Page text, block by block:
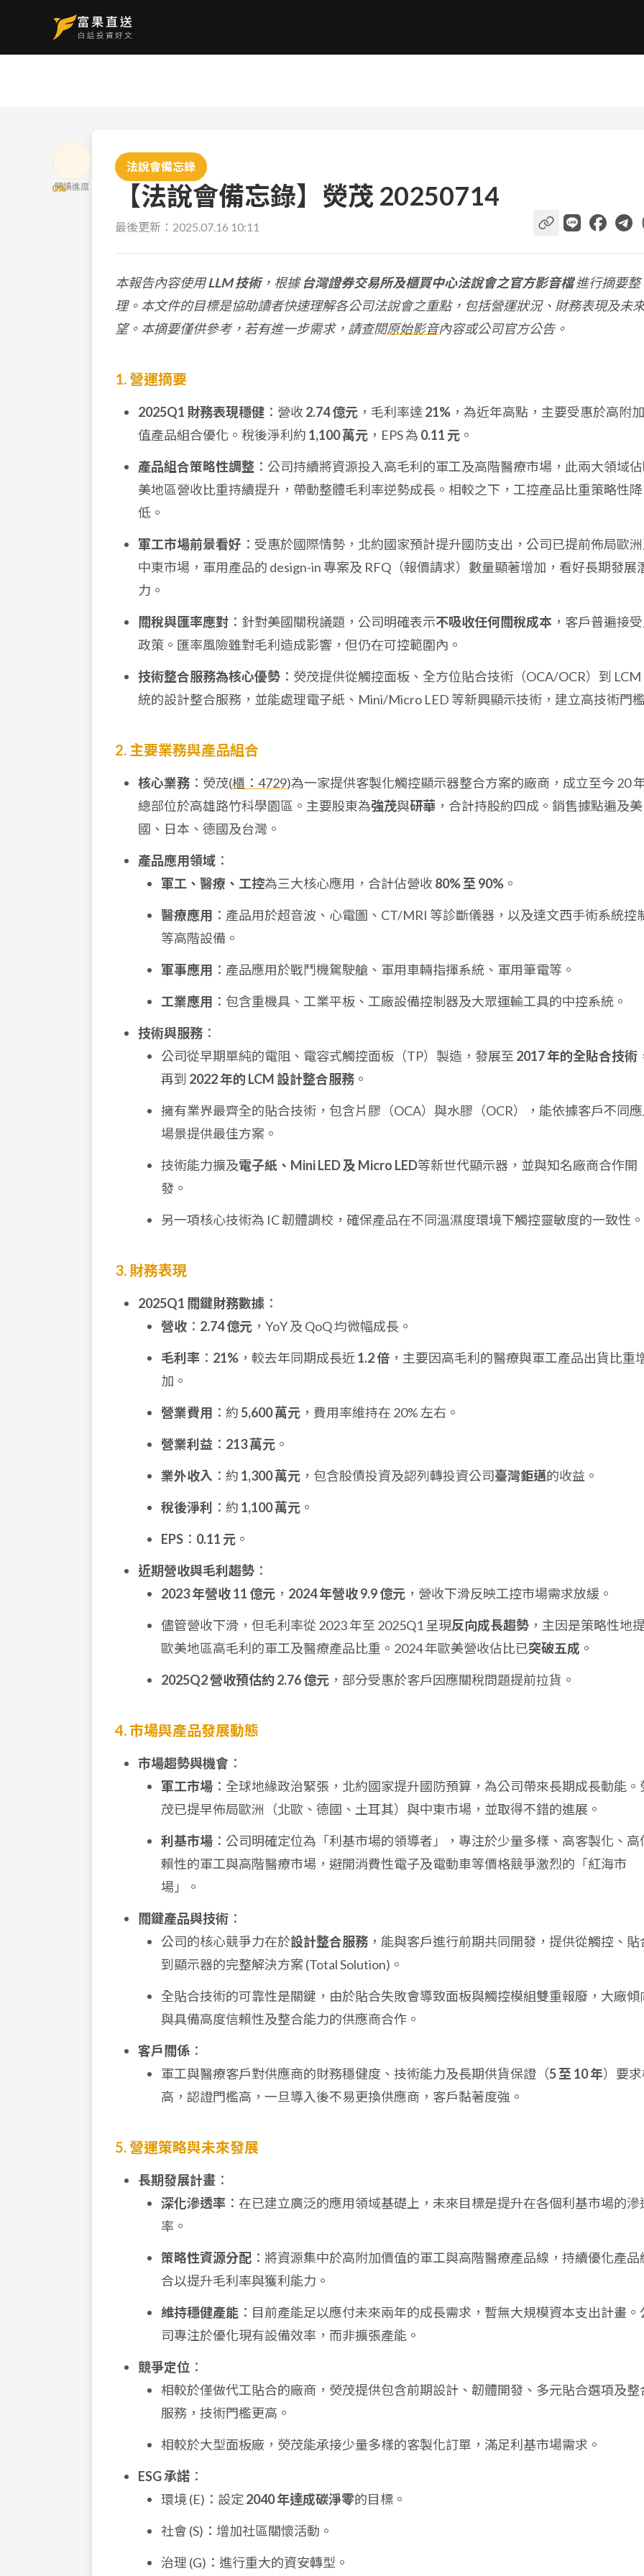
0%
閱讀進度
法說會備忘錄
【法說會備忘錄】熒茂 20250714
最後更新： 2025.07.16 10:11
本報告內容使用LLM 技術，根據台灣證券交易所及櫃買中心法說會之官方影音檔進行摘要整
理。本文件的目標是協助讀者快速理解各公司法說會之重點，包括營運狀況、財務表現及未
望。本摘要僅供參考，若有進一步需求，請查閱原始影音內容或公司官方公告。
1. 營運摘要
2025Q1 財務表現穩健 ：營收2.74 億元 ，毛利率達 21% ，為近年高點，主要受惠於高附
值產品組合優化。稅後淨利約 1,100 萬元 ，EPS 為 0.11 元 。
產品組合策略性調整 ：公司持續將資源投入高毛利的軍工及高階醫療市場，此兩大領域
美地區營收比重持續提升，帶動整體毛利率逆勢成長。相較之下，工控產品比重策略性降
低。
軍工市場前景看好 ：受惠於國際情勢，北約國家預計提升國防支出，公司已提前佈局歐
中東市場，軍用產品的 design-in 專案及 RFQ（報價請求）數量顯著增加，看好長期發展
力。
關稅與匯率應對 ：針對美國關稅議題，公司明確表示不吸收任何關稅成本 ，客戶普遍接
政策。匯率風險雖對毛利造成影響，但仍在可控範圍內。
技術整合服務為核心優勢 ：熒茂提供從觸控面板、全方位貼合技術（OCA/OCR）到 LCM
統的設計整合服務，並能處理電子紙、Mini/Micro LED 等新興顯示技術，建立高技術門
2. 主要業務與產品組合
核心業務 ：熒茂(櫃：4729)為一家提供客製化觸控顯示器整合方案的廠商，成立至今 20
總部位於高雄路竹科學園區。主要股東為強茂與研華 ，合計持股約四成。銷售據點遍及美
國、日本、德國及台灣。
產品應用領域 ：
軍工、醫療、工控為三大核心應用，合計佔營收80% 至 90% 。
醫療應用 ：產品用於超音波、心電圖、CT/MRI 等診斷儀器，以及達文西手術系統控
等高階設備。
軍事應用 ：產品應用於戰鬥機駕駛艙、軍用車輛指揮系統、軍用筆電等。
工業應用 ：包含重機具、工業平板、工廠設備控制器及大眾運輸工具的中控系統。
技術與服務 ：
公司從早期單純的電阻、電容式觸控面板（TP）製造，發展至 2017 年的全貼合技術
再到 2022 年的 LCM 設計整合服務 。
擁有業界最齊全的貼合技術，包含片膠（OCA）與水膠（OCR），能依據客戶不同
場景提供最佳方案。
技術能力擴及電子紙、Mini LED 及 Micro LED等新世代顯示器，並與知名廠商合作開
發。
另一項核心技術為 IC 韌體調校，確保產品在不同溫濕度環境下觸控靈敏度的一致性。
3. 財務表現
2025Q1 關鍵財務數據 ：
營收 ： 2.74 億元 ，YoY 及 QoQ 均微幅成長。
毛利率 ： 21% ，較去年同期成長近1.2 倍 ，主要因高毛利的醫療與軍工產品出貨比重
加。
營業費用 ：約5,600 萬元 ，費用率維持在 20% 左右。
營業利益 ： 213 萬元 。
業外收入 ：約 1,300 萬元 ，包含股債投資及認列轉投資公司臺灣鉅邁的收益。
稅後淨利
：約 1,100 萬元 。
EPS ： 0.11 元 。
近期營收與毛利趨勢 ：
2023 年營收 11 億元 ， 2024 年營收 9.9 億元 ，營收下滑反映工控市場需求放緩。
儘管營收下滑，但毛利率從 2023 年至 2025Q1 呈現反向成長趨勢 ，主因是策略性地
歐美地區高毛利的軍工及醫療產品比重。2024 年歐美營收佔比已突破五成 。
2025Q2 營收預估約 2.76 億元 ，部分受惠於客戶因應關稅問題提前拉貨。
4. 市場與產品發展動態
市場趨勢與機會 ：
軍工市場 ：全球地緣政治緊張，北約國家提升國防預算，為公司帶來長期成長動能。
茂已提早佈局歐洲（北歐、德國、土耳其）與中東市場，並取得不錯的進展。
利基市場 ：公司明確定位為「利基市場的領導者」，專注於少量多樣、高客製化、高
賴性的軍工與高階醫療市場，避開消費性電子及電動車等價格競爭激烈的「紅海市
場」。
關鍵產品與技術 ：
公司的核心競爭力在於設計整合服務 ，能與客戶進行前期共同開發，提供從觸控、貼
到顯示器的完整解決方案 (Total Solution)。
全貼合技術的可靠性是關鍵，由於貼合失敗會導致面板與觸控模組雙重報廢，大廠傾
與具備高度信賴性及整合能力的供應商合作。
客戶關係 ：
軍工與醫療客戶對供應商的財務穩健度、技術能力及長期供貨保證（5 至 10 年）要
高，認證門檻高，一旦導入後不易更換供應商，客戶黏著度強。
5. 營運策略與未來發展
長期發展計畫 ：
深化滲透率 ：在已建立廣泛的應用領域基礎上，未來目標是提升在各個利基市場的滲
率。
策略性資源分配 ：將資源集中於高附加價值的軍工與高階醫療產品線，持續優化產品
合以提升毛利率與獲利能力。
維持穩健產能 ：目前產能足以應付未來兩年的成長需求，暫無大規模資本支出計畫。
司專注於優化現有設備效率，而非擴張產能。
競爭定位 ：
相較於僅做代工貼合的廠商，熒茂提供包含前期設計、韌體開發、多元貼合選項及整
服務，技術門檻更高。
相較於大型面板廠，熒茂能承接少量多樣的客製化訂單，滿足利基市場需求。
ESG 承諾 ：
環境 (E)：設定 2040 年達成碳淨零的目標。
社會 (S)：增加社區關懷活動。
治理 (G)：進行重大的資安轉型。